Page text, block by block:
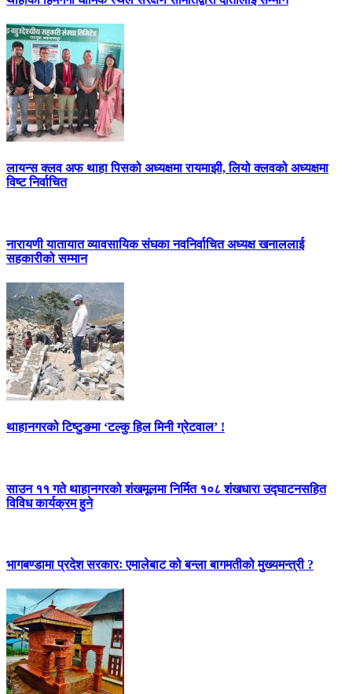
लायन्स क्लव अफ थाहा पिसको अध्यक्षमा रायमाझी, लियो क्लवको अध्यक्षमा
विष्ट निर्वाचित
नारायणी यातायात व्यावसायिक संघका नवनिर्वाचित अध्यक्ष खनाललाई
सहकारीको सम्मान
थाहानगरको टिष्टुङमा ‘टल्कु हिल मिनी ग्रेटवाल’ !
साउन ११ गते थाहानगरको शंखमूलमा निर्मित १०८ शंखधारा उद्घाटनसहित
विविध कार्यक्रम हुने
भागबण्डामा प्रदेश सरकारः एमालेबाट को बन्ला बागमतीको मुख्यमन्त्री ?